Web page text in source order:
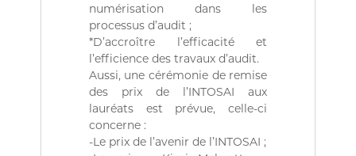
e
.
numérisation dans les
processus d’audit ;
*D’accroître l’efficacité et
l’efficience des travaux d’audit.
Aussi, une cérémonie de remise
des prix de l’INTOSAI aux
lauréats est prévue, celle-ci
concerne :
-Le prix de l’avenir de l’INTOSAI ;